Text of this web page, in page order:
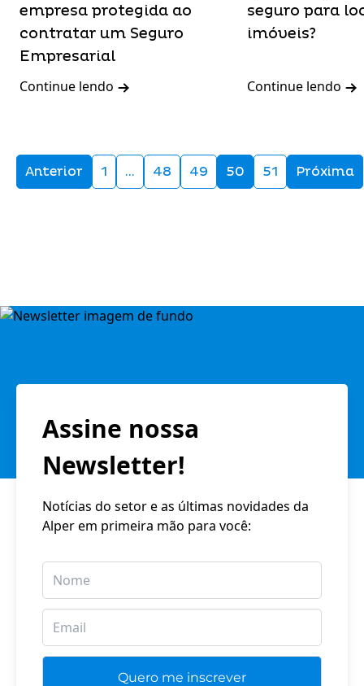
empresa protegida ao
contratar um Seguro
Empresarial
Continue lendo
seguro para
imóveis?
Continue lendo
Anterior 1 … 48 49 50 51 Próxima
Assine nossa
Newsletter!
Notícias do setor e as últimas novidades da
Alper em primeira mão para você: